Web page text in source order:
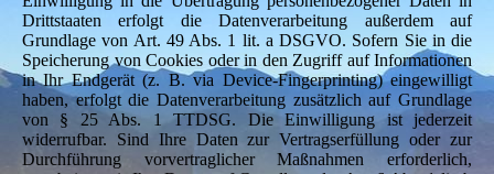
Drittstaaten erfolgt die Datenverarbeitung außerdem auf
Grundlage von Art. 49 Abs. 1 lit. a DSGVO. Sofern Sie in die
Speicherung von Cookies oder in den Zugriff auf Informationen
in Ihr Endgerät (z. B. via Device-Fingerprinting) eingewilligt
haben, erfolgt die Datenverarbeitung zusätzlich auf Grundlage
von § 25 Abs. 1 TTDSG. Die Einwilligung ist jederzeit
widerrufbar. Sind Ihre Daten zur Vertragserfüllung oder zur
Durchführung vorvertraglicher Maßnahmen erforderlich,